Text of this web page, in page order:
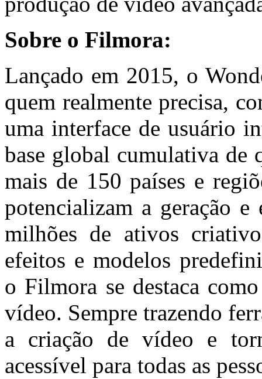
Sobre o Filmora:
Lançado em 2015, o
quem realmente precisa,
uma interface de usuário
base global cumulativa de
mais de 150 países e
potencializam a geração
milhões de ativos
efeitos e modelos
o Filmora se destaca
vídeo. Sempre trazendo
a criação de vídeo e
acessível para todas as